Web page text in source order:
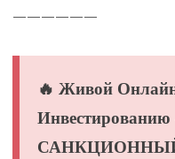
——————
🔥 Живой